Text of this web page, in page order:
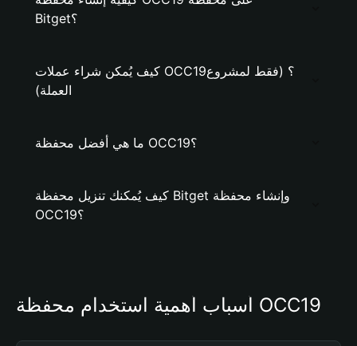
Bitget؟
كيف يُمكن شراء عملات OCC19؟ (فقط لمشروع
العملة)
ما هي أفضل محفظة OCC19؟
كيف يُمكنك تنزيل محفظة Bitget وإنشاء محفظة
OCC19؟
أسباب أهمية استخدام محفظة OCC19